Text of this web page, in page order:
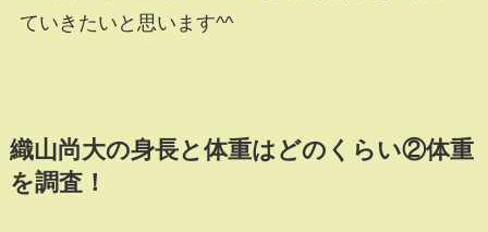
ていきたいと思います^^
織山尚大の身長と体重はどのくらい②体重
を調査！